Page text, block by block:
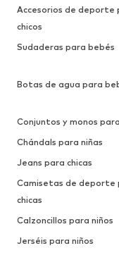
Accesorios de deporte
chicos
Sudaderas para bebés
Botas de agua para
Conjuntos y monos
Chándals para niñas
Jeans para chicas
Camisetas de deporte
chicas
Calzoncillos para niños
Jerséis para niños